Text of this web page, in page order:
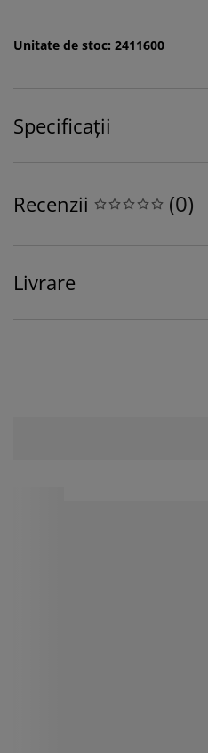
Unitate de stoc: 2411600
Specificații
Recenzii (0)
Livrare